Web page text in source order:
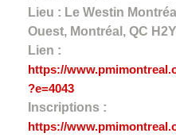
Lieu : Le Westin
Ouest, Montréal, QC
Lien :
https://
?e=4043
Inscriptions :
https://